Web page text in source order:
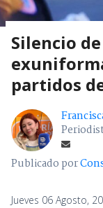
Silencio
partidos
Publicado por
Jueves 06 Agosto,